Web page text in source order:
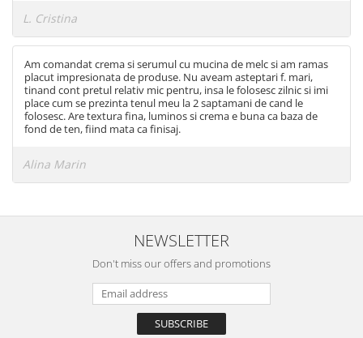
L. Cristina
Am comandat crema si serumul cu mucina de melc si am ramas
placut impresionata de produse. Nu aveam asteptari f. mari,
tinand cont pretul relativ mic pentru, insa le folosesc zilnic si imi
place cum se prezinta tenul meu la 2 saptamani de cand le
folosesc. Are textura fina, luminos si crema e buna ca baza de
fond de ten, fiind mata ca finisaj.
Alina Marin
NEWSLETTER
Don't miss our offers and promotions